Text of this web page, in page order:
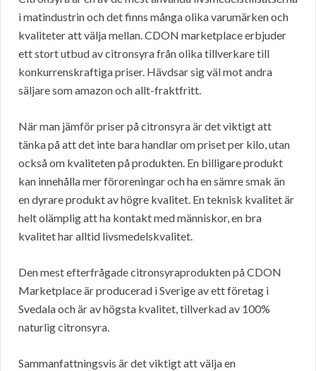
i matindustrin och det finns många olika varumärken och
kvaliteter att välja mellan. CDON marketplace erbjuder
ett stort utbud av citronsyra från olika tillverkare till
konkurrenskraftiga priser. Hävdsar sig väl mot andra
säljare som amazon och allt-fraktfritt.
När man jämför priser på citronsyra är det viktigt att
tänka på att det inte bara handlar om priset per kilo, utan
också om kvaliteten på produkten. En billigare produkt
kan innehålla mer föroreningar och ha en sämre smak än
en dyrare produkt av högre kvalitet. En teknisk kvalitet är
helt olämplig att ha kontakt med människor, en bra
kvalitet har alltid livsmedelskvalitet.
Den mest efterfrågade citronsyraprodukten på CDON
Marketplace är producerad i Sverige av ett företag i
Svedala och är av högsta kvalitet, tillverkad av 100%
naturlig citronsyra.
Sammanfattningsvis är det viktigt att välja en